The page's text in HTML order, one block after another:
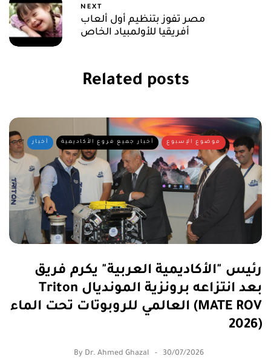
NEXT
مصر تفوز بتنظيم أول ألعاب
أفريقيا للأولمبياد الخاص
Related posts
أخبار أخبار جميع فروع الأكاديمية موضوع الإسبوع
رئيس "الأكاديمية العربية" يكرم فريق
Triton بعد انتزاعه برونزية المونديال
العالمي للروبوتات تحت الماء (MATE ROV
2026)
By Dr. Ahmed Ghazal 30/07/2026